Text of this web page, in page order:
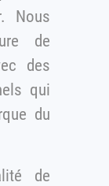
de
qui
du